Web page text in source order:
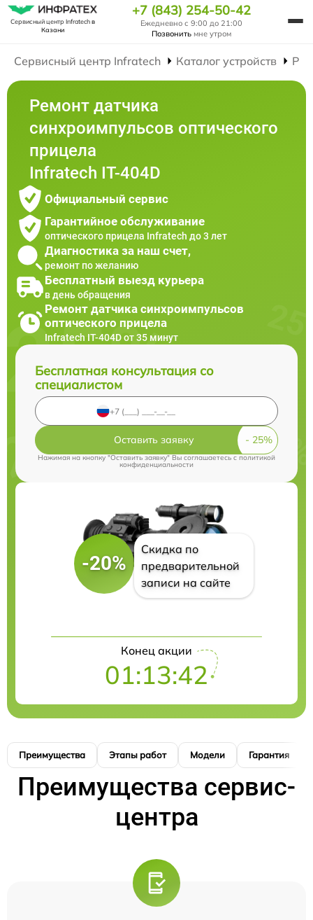
Сервисный центр Infratechв
Казани
+7 (843) 254-50-42
Ежедневно с 9:00 до 21:00
Позвонить мне утром
Сервисный центр Infratech Каталог устройств
Ремонт датчика
синхроимпульсов оптического
прицела
Infratech IT-404D
Официальный сервис
Гарантийное обслуживание
оптического прицела Infratech до 3 лет
Диагностика за наш счет,
ремонт по желанию
Бесплатный выезд курьера
в день обращения
Ремонт датчика синхроимпульсов
оптического прицела
Infratech IT-404D от 35 минут
Бесплатная консультация со
специалистом
Оставить заявку
Нажимая на кнопку "Оставить заявку" Вы соглашаетесь cполитикой
конфиденциальности
-20%
Скидка по
предварительной
записи на сайте
Конец акции
01:13:41
Преимущества Этапы работ Модели Гарантия
Преимущества сервис-
центра